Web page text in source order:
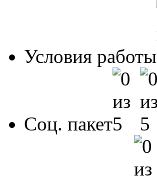
Условия работы
Соц. пакет